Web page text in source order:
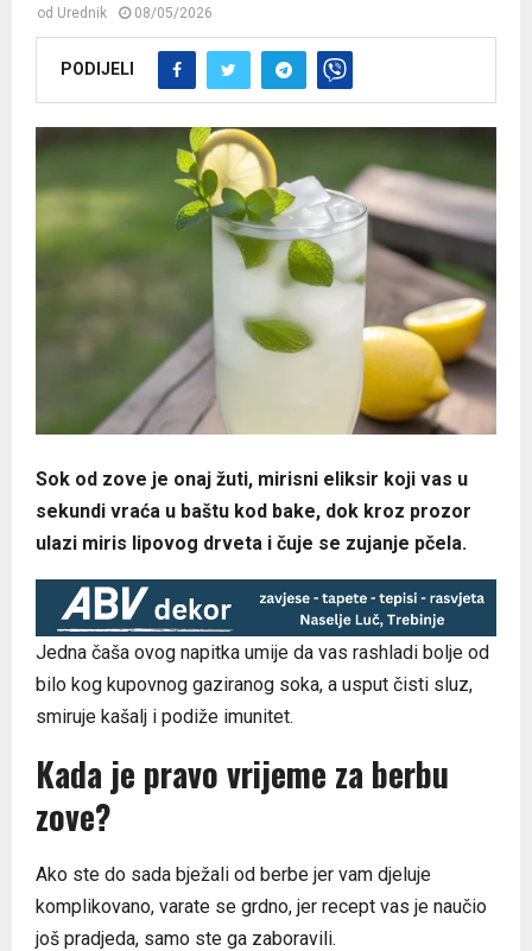
od Urednik 08/05/2026
PODIJELI
Sok od zove je onaj žuti, mirisni eliksir koji vas u
sekundi vraća u baštu kod bake, dok kroz prozor
ulazi miris lipovog drveta i čuje se zujanje pčela.
Jedna čaša ovog napitka umije da vas rashladi bolje od
bilo kog kupovnog gaziranog soka, a usput čisti sluz,
smiruje kašalj i podiže imunitet.
Kada je pravo vrijeme za berbu
zove?
Ako ste do sada bježali od berbe jer vam djeluje
komplikovano, varate se grdno, jer recept vas je naučio
još pradjeda, samo ste ga zaboravili.